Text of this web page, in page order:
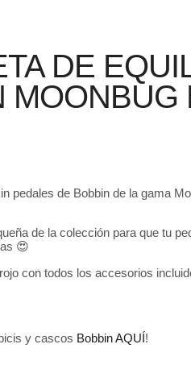
DE
MOONBUG
pedales de Bobbin de la gama
de la colección para que tu
😍
con todos los accesorios
y cascos Bobbin AQUÍ!